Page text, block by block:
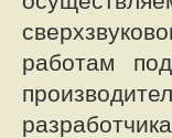
работам